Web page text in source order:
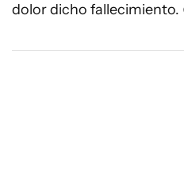
dolor dicho fallecimiento.